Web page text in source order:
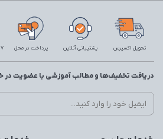
تحویل اکسپرس پشتیبانی آنلاین پرداخت در محل 7 روز ضمانت بازگشت
دریافت تخفیف‌ها و مطالب آموزشی با عضویت در